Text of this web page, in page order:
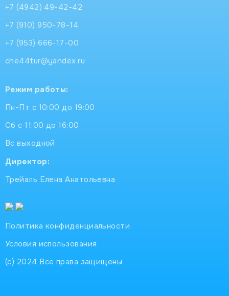
+7 (4942) 49-42-42
+7 (910) 950-78-14
+7 (953) 666-17-00
che44tur@yandex.ru
Режим работы:
Пн-Пт с 10:00 до 19:00
Сб с 11:00 до 16:00
Вс выходной
Директор:
Трейаль Елена Анатольевна
Политика конфиденциальности
Условия использования
(с) 2024 Все права защищены